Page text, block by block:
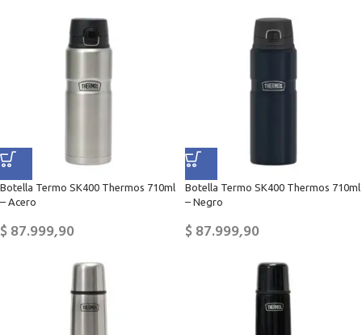
Botella Termo SK400 Thermos 710ml
– Acero
$87.999,90
Botella Termo SK400 Thermos 710ml
– Negro
$87.999,90